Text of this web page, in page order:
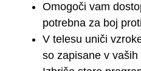
Omogoči vam
potrebna za boj
V telesu uniči
so zapisane v vaših